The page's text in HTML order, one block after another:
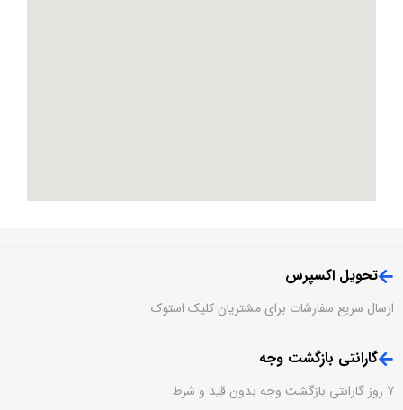
تحویل اکسپرس
ارسال سریع سفارشات برای مشتریان کلیک استوک
گارانتی بازگشت وجه
7 روز گارانتی بازگشت وجه بدون قید و شرط